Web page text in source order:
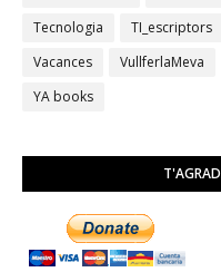
Tecnologia
TI_escriptors
Vacances
VullferlaMeva
YA books